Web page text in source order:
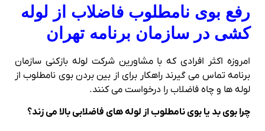
رفع بوی نامطلوب فاضلاب از لوله
کشی در سازمان برنامه تهران
امروزه اکثر افرادی که با مشاورین شرکت لوله بازکنی سازمان
برنامه تماس می گیرند راهکار برای از بین بردن بوی نامطلوب از
لوله ها و چاه فاضلاب را درخواست می کنند.
چرا بوی بد یا بوی نامطلوب از لوله های فاضلابی بالا می زند؟